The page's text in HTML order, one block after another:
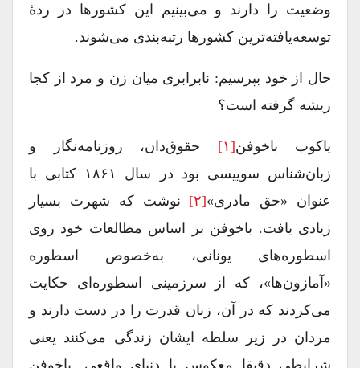
وضعیت را دارند و می‌بینیم این کشورها در ردۀ
توسعه‌یافته‌ترین کشورها رتبه‌بندی می‌شوند.
حال از خود بپرسیم: نابرابری میان زن و مرد از کجا
ریشه گرفته است؟
یاکوب باخوفن[۱]
حقوق‌دان، روزنامه‌نگار و
زبان‌شناس سوییسی بود در سال ۱۸۶۱ کتابی با
عنوان «حق مادری»[۲]
نوشت که شهرت بسیار
زیادی یافت. باخوفن بر اساس مطالعات خود روی
اسطوره‌های یونانی، به‌خصوص اسطوره
«آمازون‌ها»، که از سرزمینی اسطوره‌ای حکایت
می‌کردند که در آن، زنان قدرت را در دست دارند و
مردان در زیر سلطه ایشان زندگی می‌کنند یعنی
شرایطی دقیقا معکوس با دنیای واقعی. باخوفن